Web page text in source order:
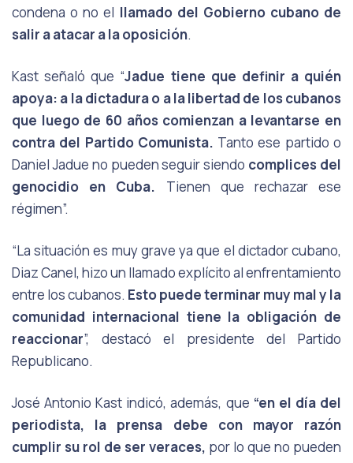
condena o no el llamado del Gobierno cubano de
salir a atacar a la oposición.
Kast señaló que “Jadue tiene que definir a quién
apoya: a la dictadura o a lalibertad de los cubanos
que luego de 60 años comienzan a levantarse en
contra del Partido Comunista. Tanto ese partido o
Daniel Jadue no pueden seguir siendo complices del
genocidio en
Cuba. Tienen que rechazar ese
régimen”.
“La situación es muy grave ya que el dictador cubano,
Diaz Canel, hizo un llamado explícito al enfrentamiento
entre los cubanos. Esto puede terminar muy mal y la
comunidad internacional tiene la obligación de
reaccionar”, destacó el presidente del Partido
Republicano.
José Antonio Kast indicó, además, que “en el día del
periodista, la prensa debe con
mayor razón
cumplir su rol de ser veraces, por lo que no pueden